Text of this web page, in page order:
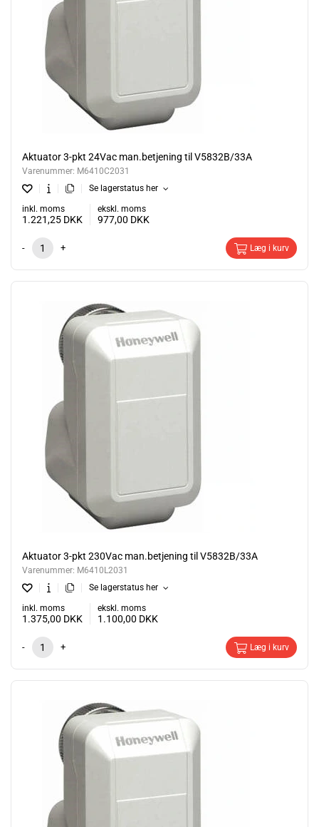
Aktuator 3-pkt 24Vac man.betjening til V5832B/33A
Varenummer: M6410C2031
Se lagerstatus her
inkl. moms
1.221,25 DKK
ekskl. moms
977,00 DKK
- + Læg i kurv
Aktuator 3-pkt 230Vac man.betjening til V5832B/33A
Varenummer: M6410L2031
Se lagerstatus her
inkl. moms
1.375,00 DKK
ekskl. moms
1.100,00 DKK
- + Læg i kurv